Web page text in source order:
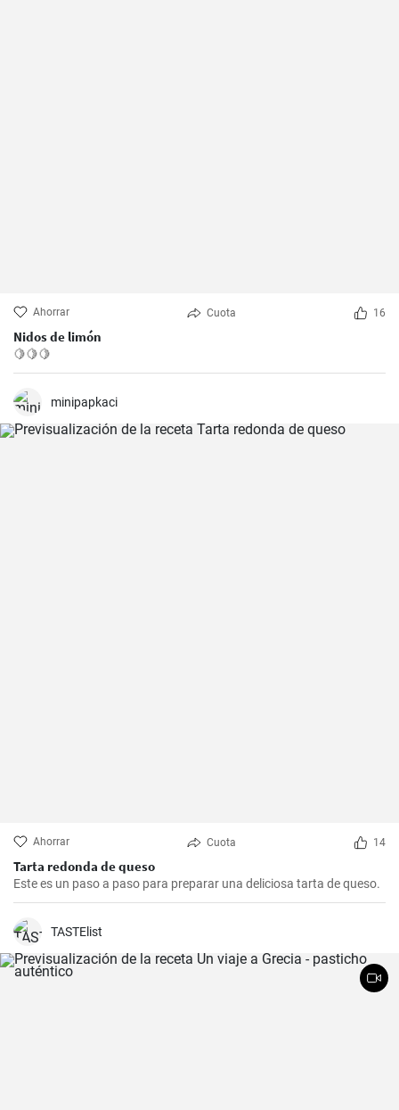
Ahorrar Cuota 16
Nidos de limón
🍋🍋🍋
minipapkaci
Ahorrar Cuota 14
Tarta redonda de queso
Este es un paso a paso para preparar una deliciosa tarta de queso.
TASTElist